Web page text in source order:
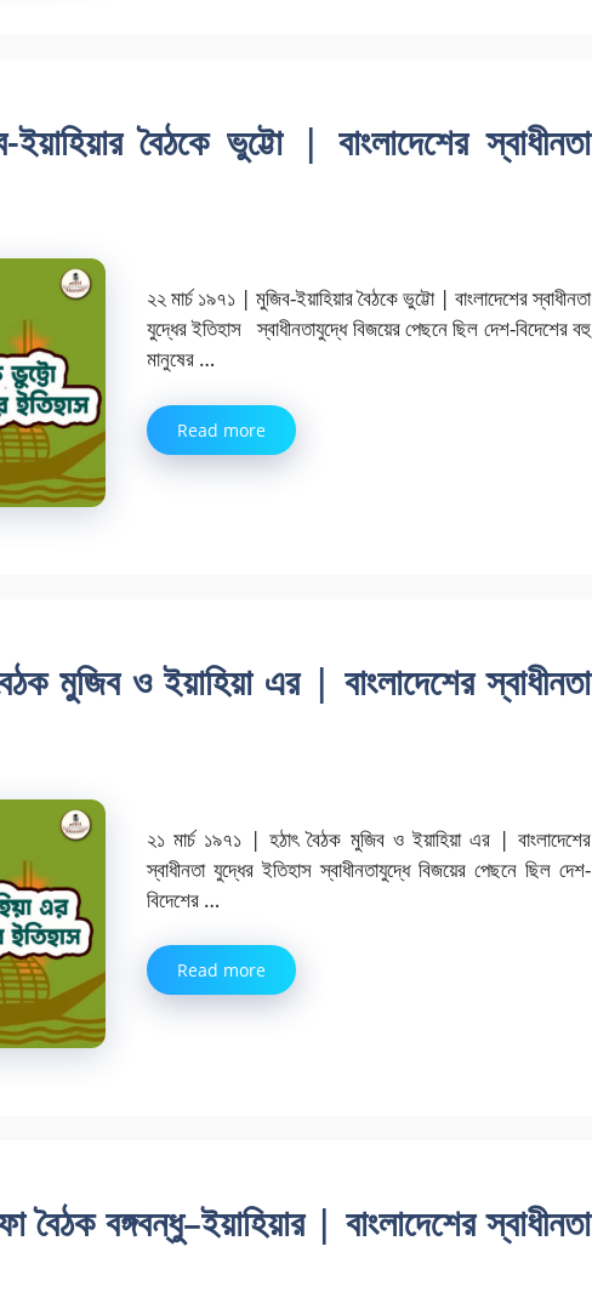
বৈঠকে ভুট্টো | বাংলাদেশের স্বাধীনতা
২২ মার্চ ১৯৭১ | মুজিব-ইয়াহিয়ার বৈঠকে ভুট্টো | বাংলাদেশের স্বাধীনতা
যুদ্ধের ইতিহাস স্বাধীনতাযুদ্ধে বিজয়ের পেছনে ছিল দেশ-বিদেশের বহু
মানুষের …
Read more
মুজিব ও ইয়াহিয়া এর | বাংলাদেশের স্বাধীনতা
২১ মার্চ ১৯৭১ | হঠাৎ বৈঠক মুজিব ও ইয়াহিয়া এর | বাংলাদেশের
স্বাধীনতা যুদ্ধের ইতিহাস স্বাধীনতাযুদ্ধে বিজয়ের পেছনে ছিল দেশ-
বিদেশের …
Read more
বৈঠক বঙ্গবন্ধু–ইয়াহিয়ার | বাংলাদেশের স্বাধীনতা